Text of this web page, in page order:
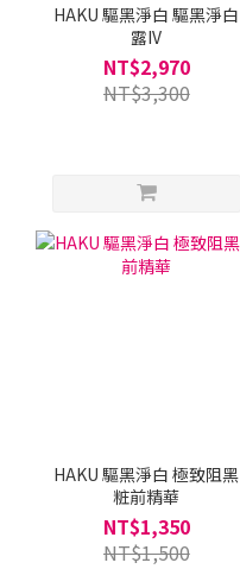
HAKU 驅黑淨白 驅黑淨白
露IV
NT$2,970
NT$3,300
HAKU 驅黑淨白 極致阻黑
粧前精華
NT$1,350
NT$1,500